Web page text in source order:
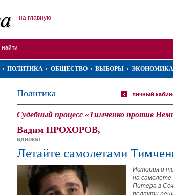
на главную
ПОЛИТИКА ОБЩЕСТВО ВЫБОРЫ ЭКОНОМИКА
Политика личный
Судебный процесс «Тимченко против
Вадим ПРОХОРОВ,
адвокат
Летайте самолетами
История о
на самолете
Питера в